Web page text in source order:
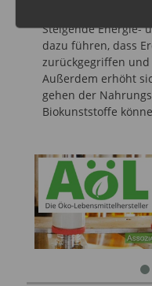
Steigende Energie-
dazu führen, dass
zurückgegriffen
Außerdem erhöht
gehen der
Biokunststoffe